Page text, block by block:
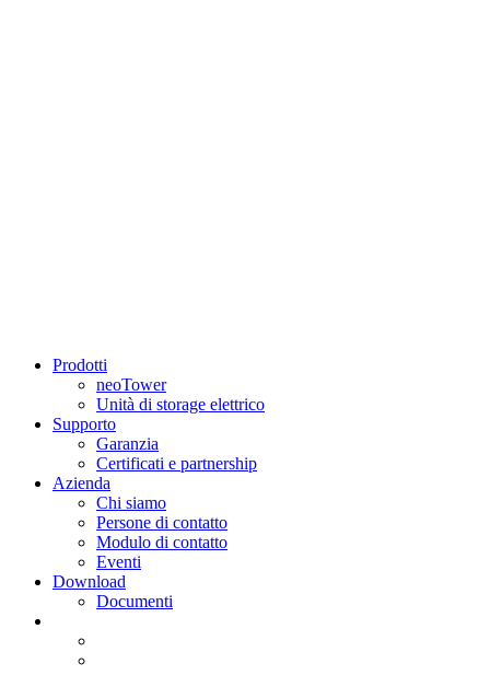
Prodotti
neoTower
Unità di storage elettrico
Supporto
Garanzia
Certificati e partnership
Azienda
Chi siamo
Persone di contatto
Modulo di contatto
Eventi
Download
Documenti